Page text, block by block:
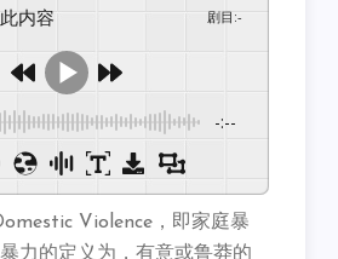
此内容 剧目 :-
-:--
Violence，即家庭暴
力的定义为，有意或鲁莽的